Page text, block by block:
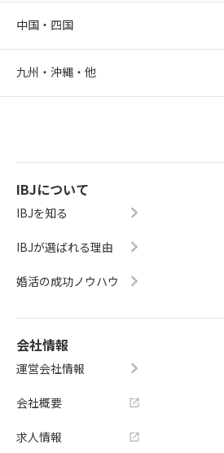
中国・四国
九州・沖縄・他
IBJについて
IBJを知る
IBJが選ばれる理由
婚活の成功ノウハウ
会社情報
運営会社情報
会社概要
求人情報